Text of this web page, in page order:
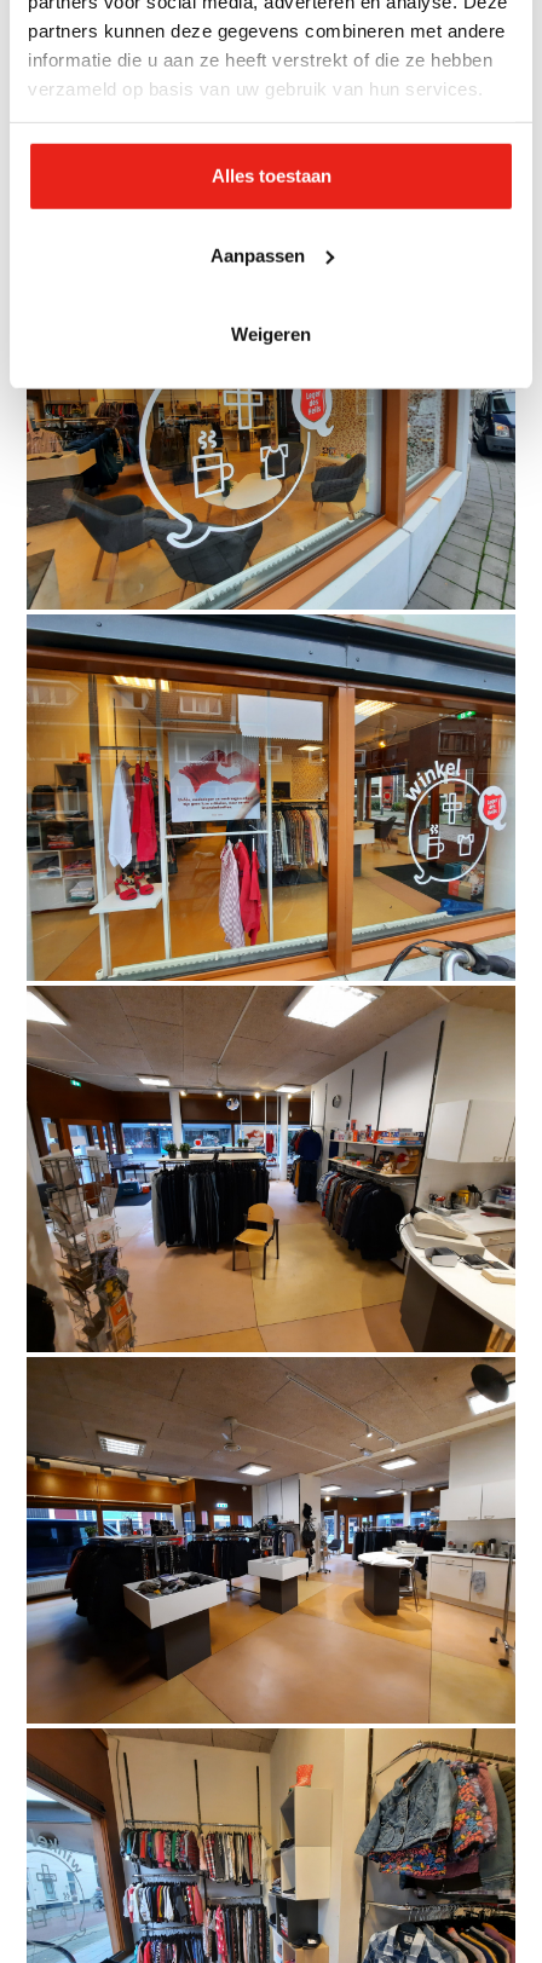
partners kunnen deze gegevens combineren met andere
informatie die u aan ze heeft verstrekt of die ze hebben
verzameld op basis van uw gebruik van hun services.
Alles toestaan
Aanpassen
Weigeren
Korps
Meer informatie over ons korps (kerkelijke
gemeente)?
Kijkhier
Fotogalerij